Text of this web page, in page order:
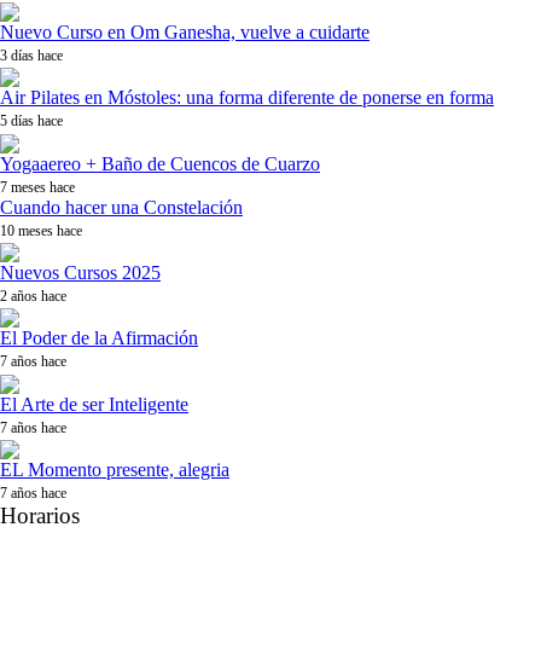
Nuevo Curso en Om Ganesha, vuelve a cuidarte
3 días hace
Air Pilates en Móstoles: una forma diferente de ponerse en forma
5 días hace
Yogaaereo + Baño de Cuencos de Cuarzo
7 meses hace
Cuando hacer una Constelación
10 meses hace
Nuevos Cursos 2025
2 años hace
El Poder de la Afirmación
7 años hace
El Arte de ser Inteligente
7 años hace
EL Momento presente, alegria
7 años hace
Horarios